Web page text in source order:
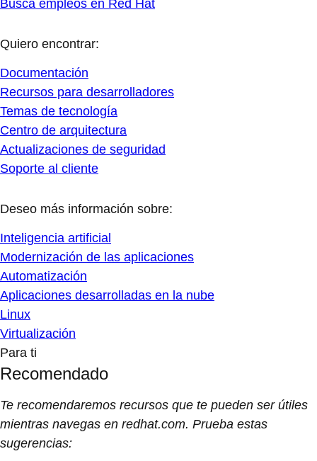
Busca empleos en Red Hat
Quiero encontrar:
Documentación
Recursos para desarrolladores
Temas de tecnología
Centro de arquitectura
Actualizaciones de seguridad
Soporte al cliente
Deseo más información sobre:
Inteligencia artificial
Modernización de las aplicaciones
Automatización
Aplicaciones desarrolladas en la nube
Linux
Virtualización
Para ti
Recomendado
Te recomendaremos recursos que te pueden ser útiles
mientras navegas en redhat.com. Prueba estas
sugerencias: